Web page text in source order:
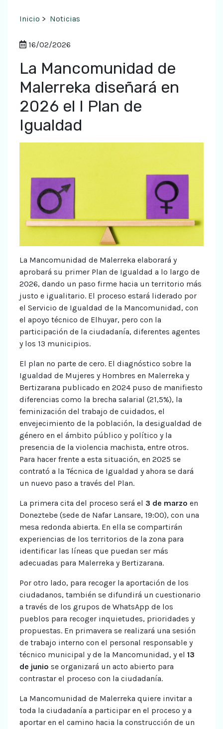
Inicio > Noticias
16/02/2026
La Mancomunidad de
Malerreka diseñará en
2026 el I Plan de
Igualdad
La Mancomunidad de Malerreka elaborará y
aprobará su primer Plan de Igualdad a lo largo de
2026, dando un paso firme hacia un territorio más
justo e igualitario. El proceso estará liderado por
el Servicio de Igualdad de la Mancomunidad, con
el apoyo técnico de Elhuyar, pero con la
participación de la ciudadanía, diferentes agentes
y los 13 municipios.
El plan no parte de cero. El diagnóstico sobre la
Igualdad de Mujeres y Hombres en Malerreka y
Bertizarana publicado en 2024 puso de manifiesto
diferencias como la brecha salarial (21,5%), la
feminización del trabajo de cuidados, el
envejecimiento de la población, la desigualdad de
género en el ámbito público y político y la
presencia de la violencia machista, entre otros.
Para hacer frente a esta situación, en 2025 se
contrató a la Técnica de Igualdad y ahora se dará
un nuevo paso a través del Plan.
La primera cita del proceso será el 3 de marzo en
Doneztebe (sede de Nafar Lansare, 19:00), con una
mesa redonda abierta. En ella se compartirán
experiencias de los territorios de la zona para
identificar las líneas que puedan ser más
adecuadas para Malerreka y Bertizarana.
Por otro lado, para recoger la aportación de los
ciudadanos, también se difundirá un cuestionario
a través de los grupos de WhatsApp de los
pueblos para recoger inquietudes, prioridades y
propuestas. En primavera se realizará una sesión
de trabajo interno con el personal responsable y
técnico municipal y de la Mancomunidad, y el 13
de junio se organizará un acto abierto para
contrastar el proceso con la ciudadanía.
La Mancomunidad de Malerreka quiere invitar a
toda la ciudadanía a participar en el proceso y a
aportar en el camino hacia la construcción de un